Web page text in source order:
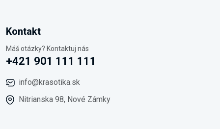
Kontakt
Máš otázky? Kontaktuj nás
+421 901 111 111
info@krasotika.sk
Nitrianska 98, Nové Zámky